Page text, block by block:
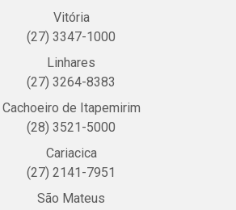
Vitória
(27) 3347-1000
Linhares
(27) 3264-8383
Cachoeiro de Itapemirim
(28) 3521-5000
Cariacica
(27) 2141-7951
São Mateus